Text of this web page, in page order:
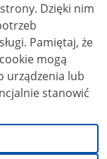
nim
że
mogą
urządzenia lub
stanowić